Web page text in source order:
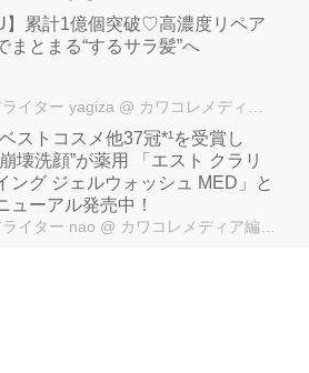
】累計1億個突破♡高濃度リペア
まとまる“するサラ髪”へ
ライター yagiza @ カワコレメディア編集部
ベストコスメ他37冠*¹を受賞し
壊洗顔”が薬用 「エスト クラリ
ング ジェルウォッシュ MED」と
ューアル発売中！
ライター nao @ カワコレメディア編集部